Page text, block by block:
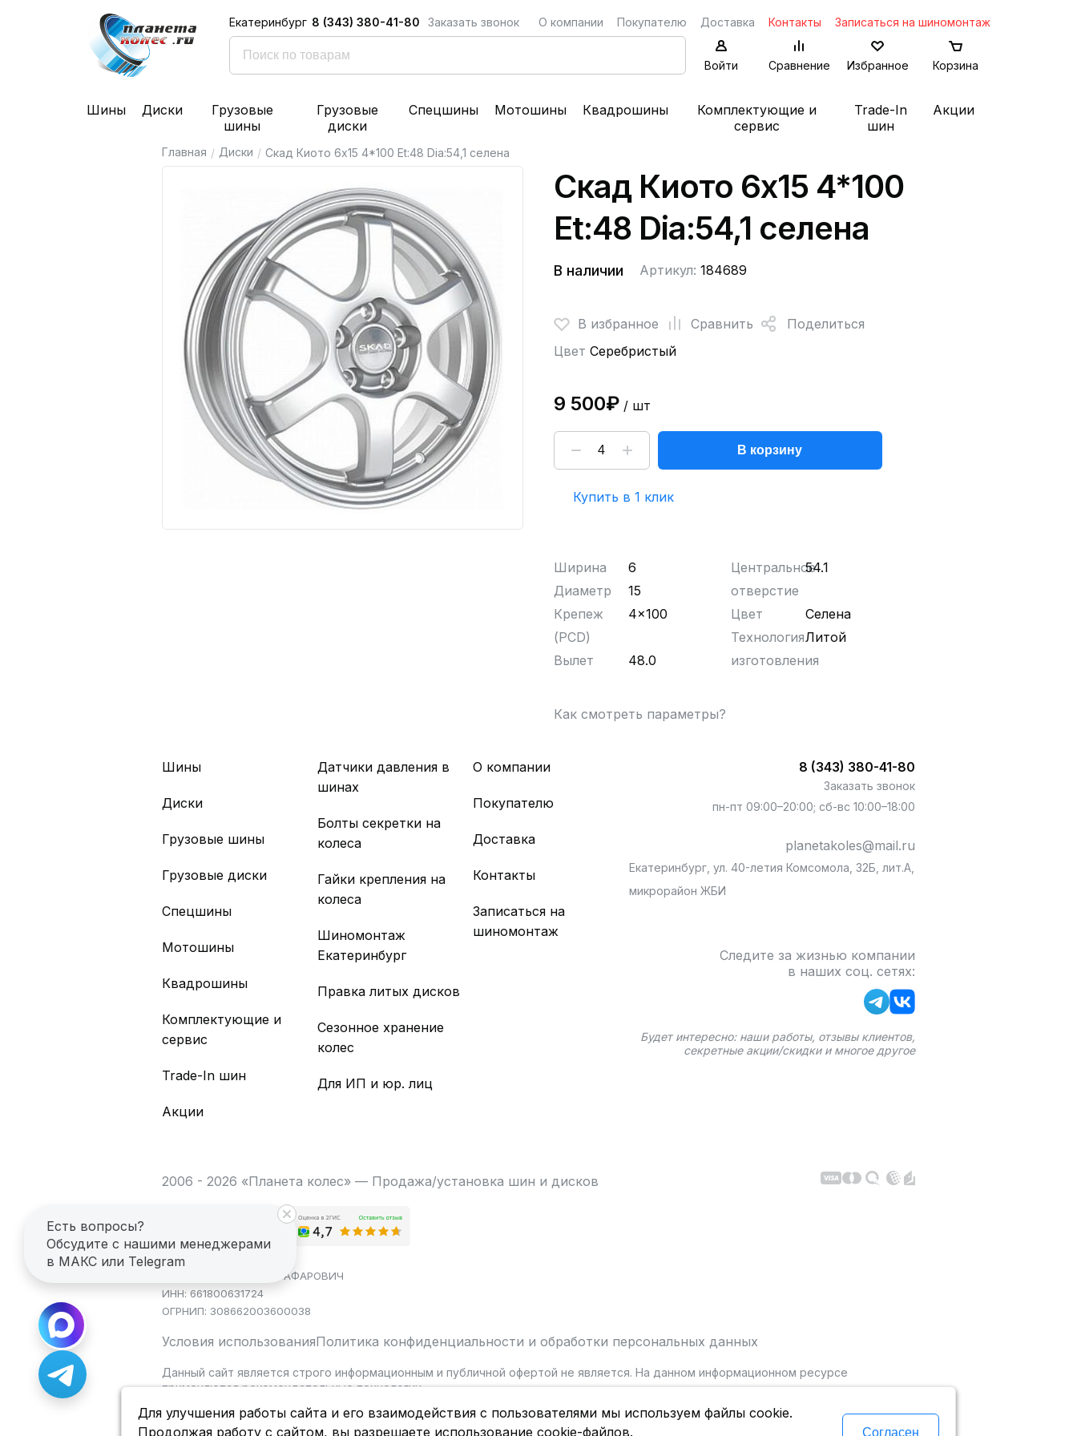
Екатеринбург 8 (343) 380-41-80 Заказать звонок О компании Покупателю Доставка Контакты Записаться на шиномонтаж
Войти Сравнение Избранное Корзина
Шины Диски
Грузовые
шины
Грузовые
диски
Спецшины Мотошины Квадрошины
Комплектующие и
сервис
Trade-In
шин
Акции
Главная / Диски / Скад Киото 6x15 4*100 Et:48 Dia:54,1 селена
Скад Киото 6x15 4*100
Et:48 Dia:54,1 селена
В наличии Артикул: 184689
В избранное Сравнить
Поделиться
Цвет Серебристый
9 500₽/ шт
В корзину
Купить в 1 клик
Ширина
6
Диаметр
15
Крепеж
(PCD)
4x100
Вылет 48.0
Центральное
отверстие
54.1
Цвет
Селена
Технология
изготовления
Литой
Как смотреть параметры?
Шины
Диски
Грузовые шины
Грузовые диски
Спецшины
Мотошины
Квадрошины
Комплектующие и
сервис
Trade-In шин
Акции
Датчики давления в
шинах
Болты секретки на
колеса
Гайки крепления на
колеса
Шиномонтаж
Екатеринбург
Правка литых дисков
Сезонное хранение
колес
Для ИП и юр. лиц
О компании
Покупателю
Доставка
Контакты
Записаться на
шиномонтаж
8 (343) 380-41-80
Заказать звонок
пн-пт 09:00–20:00; сб-вс 10:00–18:00
planetakoles@mail.ru
Екатеринбург, ул. 40-летия Комсомола, 32Б, лит.А,
микрорайон ЖБИ
Следите за жизнью компании
в наших соц. сетях:
Будет интересно: наши работы, отзывы клиентов,
секретные акции/скидки и многое другое
2006 - 2026 «Планета колес» — Продажа/установка шин и дисков
ИП САГДЕЕВ ДИНАР ЯГАФАРОВИЧ
ИНН: 661800631724
ОГРНИП: 308662003600038
Условия использованияПолитика конфиденциальности и обработки персональных данных
Данный сайт является строго информационным и публичной офертой не является. На данном информационном ресурсе
применяются рекомендательные технологии.
Есть вопросы?
Обсудите с нашими менеджерами
в МАКС или Telegram
Для улучшения работы сайта и его взаимодействия с пользователями мы используем файлы cookie.
Продолжая работу с сайтом, вы разрешаете использование cookie-файлов.
Согласен